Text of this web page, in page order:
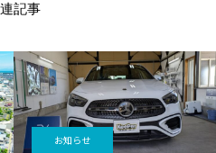
記事
お知らせ